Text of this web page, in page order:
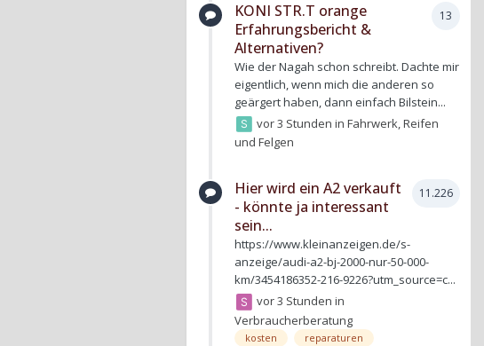
13
KONI STR.T orange
Erfahrungsbericht &
Alternativen?
Wie der Nagah schon schreibt. Dachte mir
eigentlich, wenn mich die anderen so
geärgert haben, dann einfach Bilstein...
vor 3 Stunden inFahrwerk, Reifen
und Felgen
11.226
Hier wird ein A2 verkauft
- könnte ja interessant
sein...
https://www.kleinanzeigen.de/s-
anzeige/audi-a2-bj-2000-nur-50-000-
km/3454186352-216-9226?utm_source=c...
vor 3 Stunden in
Verbraucherberatung
kosten reparaturen